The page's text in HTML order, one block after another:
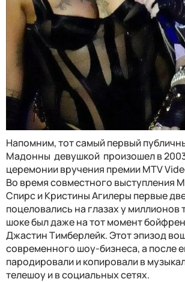
Напомним, тот самый первый
Мадонны девушкой произошел в
церемонии вручения премии MTV
Во время совместного выступления
Спирс и Кристины Агилеры первые
поцеловались на глазах у миллионов
шоке был даже на тот момент
Джастин Тимберлейк. Этот эпизод
современного шоу-бизнеса, а после
пародировали и копировали в
телешоу и в социальных сетях.